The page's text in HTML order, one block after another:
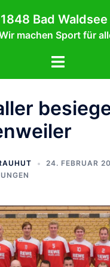
Bad Waldsee
machen Sport für
Menü
24. FEBRUAR